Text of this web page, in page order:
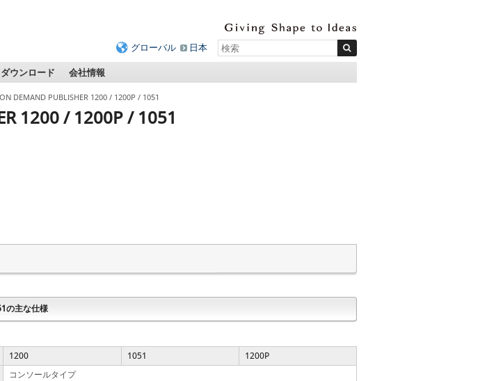
グローバル
日本
ダウンロード 会社情報
ON DEMAND PUBLISHER 1200 / 1200P / 1051
1200 / 1200P / 1051
の主な仕様
1200 1051
1200P
コンソールタイプ